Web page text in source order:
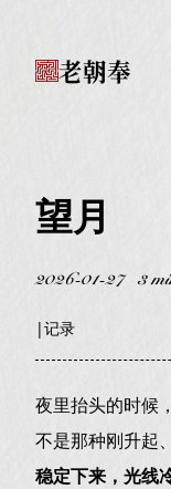
老朝奉
望月
2026-01-27 3
|记录
夜里抬头的时候
不是那种刚升起
稳定下来，光线